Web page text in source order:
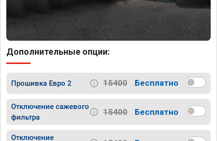
Дополнительные опции:
Прошивка Евро 2 15400 Бесплатно
Отключение сажевого
фильтра
15400 Бесплатно
Отключение